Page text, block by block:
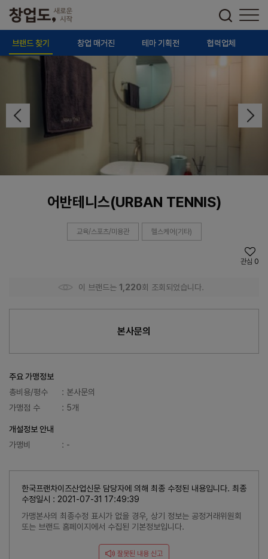
브랜드 찾기 창업 매거진 테마 기획전 협력업체
어반테니스(URBAN TENNIS)
교육/스포츠/미용관 헬스케어(기타)
관심 0
이 브랜드는 1,220회 조회되었습니다.
본사문의
주요 가맹정보
총비용/평수
: 본사문의
가맹점 수
: 5개
개설정보 안내
가맹비
: -
한국프랜차이즈산업신문 담당자에 의해 최종 수정된 내용입니다. 최종
수정일시 : 2021-07-31 17:49:39
가맹본사의 최종수정 표시가 없을 경우, 상기 정보는 공정거래위원회
또는 브랜드 홈페이지에서 수집된 기본정보입니다.
잘못된 내용 신고